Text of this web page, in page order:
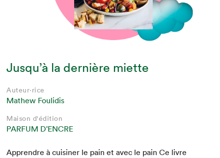
Jusqu’à la dernière miette
Auteur·rice
Mathew Foulidis
Maison d'édition
PARFUM D'ENCRE
Appren­dre à cuisin­er le pain et avec le pain Ce livre